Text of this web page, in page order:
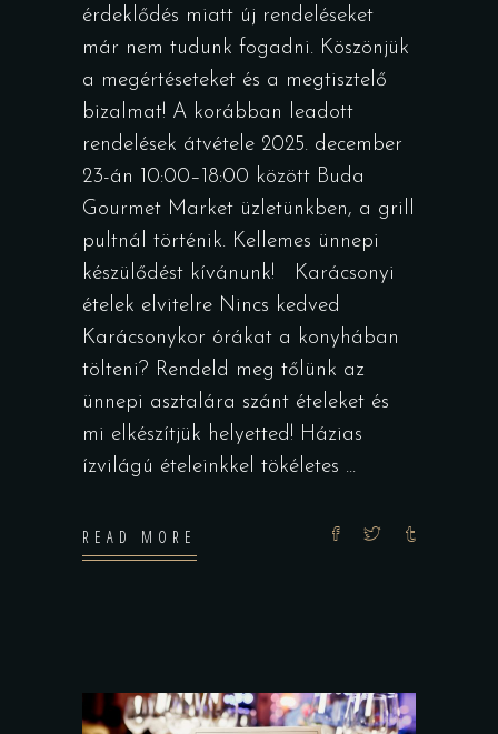
érdeklődés miatt új rendeléseket
már nem tudunk fogadni. Köszönjük
a megértéseteket és a megtisztelő
bizalmat! A korábban leadott
rendelések átvétele 2025. december
23-án 10:00–18:00 között Buda
Gourmet Market üzletünkben, a grill
pultnál történik. Kellemes ünnepi
készülődést kívánunk! Karácsonyi
ételek elvitelre Nincs kedved
Karácsonykor órákat a konyhában
tölteni? Rendeld meg tőlünk az
ünnepi asztalára szánt ételeket és
mi elkészítjük helyetted! Házias
ízvilágú ételeinkkel tökéletes
READ MORE